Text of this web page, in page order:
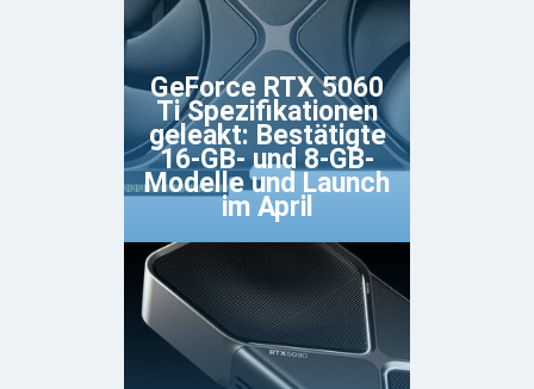
GeForce RTX 5060
Ti Spezifikationen
geleakt: Bestätigte
16-GB- und 8-GB-
Modelle und Launch
im April